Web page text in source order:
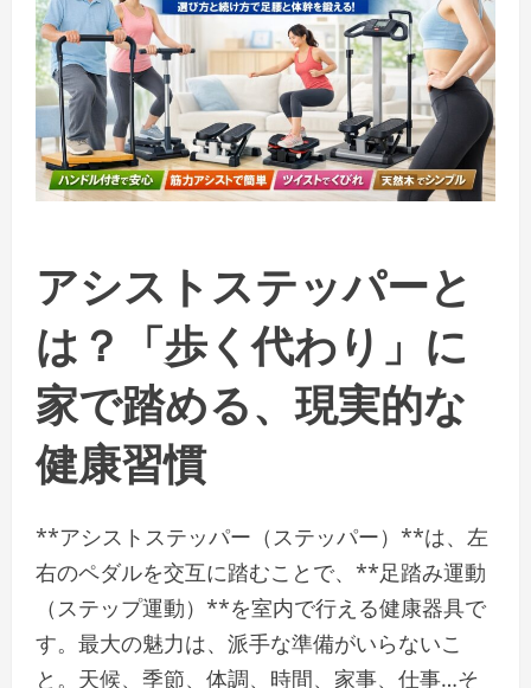
アシストステッパーと
は？「歩く代わり」に
家で踏める、現実的な
健康習慣
**アシストステッパー（ステッパー）**は、左
右のペダルを交互に踏むことで、**足踏み運動
（ステップ運動）**を室内で行える健康器具で
す。最大の魅力は、派手な準備がいらないこ
と。天候、季節、体調、時間、家事、仕事…そ